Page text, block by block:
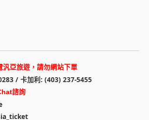
汎亞旅遊，請勿網站下單
/ 卡加利: (403) 237-5455
諮詢